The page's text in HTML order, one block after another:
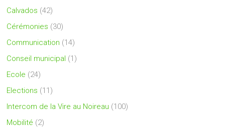
Calvados (42)
Cérémonies (30)
Communication (14)
Conseil municipal (1)
Ecole (24)
Elections (11)
Intercom de la Vire au Noireau (100)
Mobilité (2)